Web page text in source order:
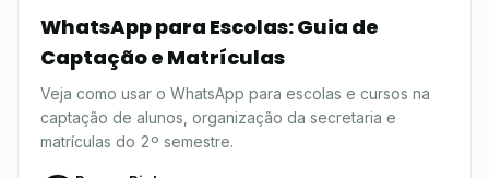
WhatsApp para Escolas: Guia de
Captação e Matrículas
Veja como usar o WhatsApp para escolas e cursos na
captação de alunos, organização da secretaria e
matrículas do 2º semestre.